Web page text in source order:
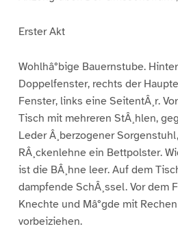
Erster Akt
Wohlhâ°bige Bauernstube.
Doppelfenster, rechts der
Fenster, links eine SeitentÂ¸r.
Tisch mit mehreren StÂ¸hlen,
Leder Â¸berzogener
RÂ¸ckenlehne ein Bettpolster.
ist die BÂ¸hne leer. Auf dem
dampfende SchÂ¸ssel. Vor dem
Knechte und Mâ°gde mit
vorbeiziehen.